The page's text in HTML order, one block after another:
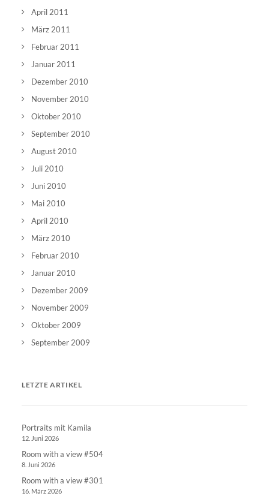
April 2011
März 2011
Februar 2011
Januar 2011
Dezember 2010
November 2010
Oktober 2010
September 2010
August 2010
Juli 2010
Juni 2010
Mai 2010
April 2010
März 2010
Februar 2010
Januar 2010
Dezember 2009
November 2009
Oktober 2009
September 2009
LETZTE ARTIKEL
Portraits mit Kamila
12. Juni 2026
Room with a view #504
8. Juni 2026
Room with a view #301
16. März 2026